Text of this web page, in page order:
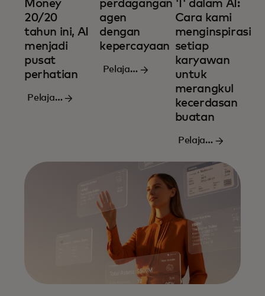
Money
20/20
tahun ini, AI
menjadi
pusat
perhatian
Pelajari
perdagangan
agen
dengan
kepercayaan
Pelajari
'I' dalam AI:
Cara kami
menginspirasi
setiap
karyawan
untuk
merangkul
kecerdasan
buatan
Pelajari
lanjut